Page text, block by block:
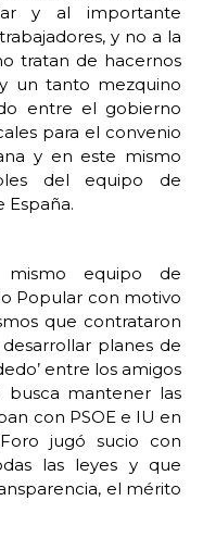
y al importante
y no a la
tratan de hacernos
un tanto mezquino
entre el gobierno
para el convenio
y en este mismo
del equipo de
España.
equipo de
Popular con motivo
que contrataron
planes de
entre los amigos
mantener las
con PSOE e IU en
jugó sucio con
las leyes y que
el mérito